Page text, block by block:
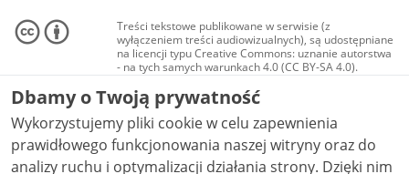
Treści tekstowe publikowane w serwisie (z
wyłączeniem treści audiowizualnych), są udostępniane
na licencji typu Creative Commons: uznanie autorstwa
- na tych samych warunkach 4.0 (CC BY-SA 4.0).
Materiały audiowizualne, w tym zdjęcia, materiały
audio i wideo, są udostępniane na licencji typu
Creative Commons: uznanie autorstwa użycie
niekomercyjne - bez utworów zależnych 4.0 (CC BY-
NC-ND 4.0), o ile nie jest to stwierdzone inaczej.
Dbamy o Twoją prywatność
Wykorzystujemy pliki cookie w celu zapewnienia
prawidłowego funkcjonowania naszej witryny oraz do
analizy ruchu i optymalizacji działania strony. Dzięki nim